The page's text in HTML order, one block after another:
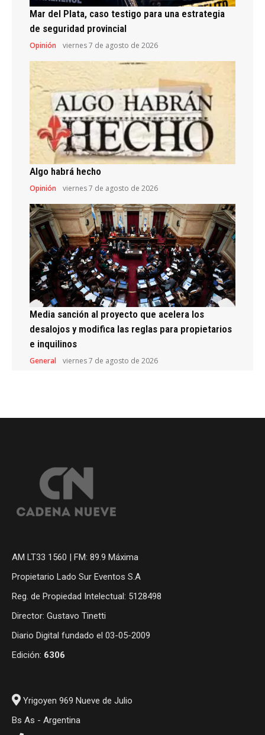
Mar del Plata, caso testigo para una estrategia
de seguridad provincial
Opinión viernes 7 de agosto de 2026
Algo habrá hecho
Opinión viernes 7 de agosto de 2026
Media sanción al proyecto que acelera los
desalojos y modifica las reglas para propietarios
e inquilinos
General viernes 7 de agosto de 2026
AM LT33 1560 | FM: 89.9 Máxima
Propietario Lado Sur Eventos S.A
Reg. de Propiedad Intelectual: 5128498
Director: Gustavo Tinetti
Diario Digital fundado el 03-05-2009
Edición: 6306
Yrigoyen 969 Nueve de Julio
Bs As - Argentina